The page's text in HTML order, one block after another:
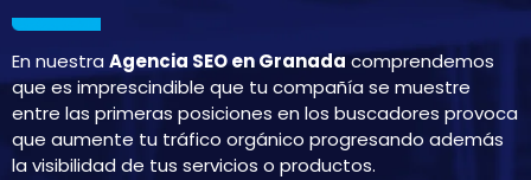
En nuestra Agencia SEO en Granadacomprendemos
que es imprescindible que tu compañía se muestre
entre las primeras posiciones en los buscadores provoca
que aumente tu tráfico orgánico progresando además
la visibilidad de tus servicios o productos.